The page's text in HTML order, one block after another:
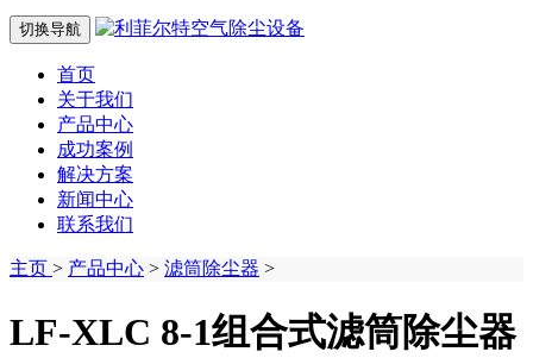
切换导航
首页
关于我们
产品中心
成功案例
解决方案
新闻中心
联系我们
主页 > 产品中心 > 滤筒除尘器 >
LF-XLC 8-1组合式滤筒除尘器